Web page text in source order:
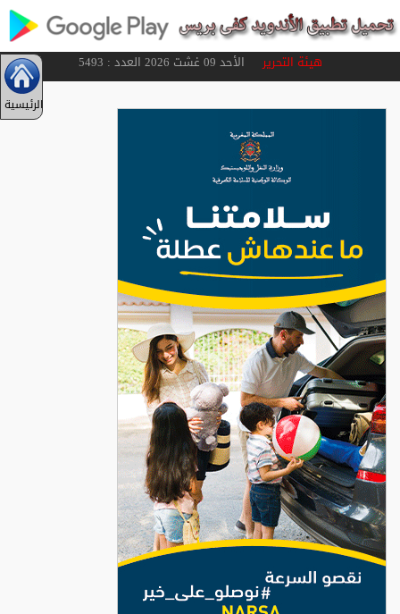
هيئة التحريرالأحد 09 غشت 2026 العدد : 5493
الرئيسية